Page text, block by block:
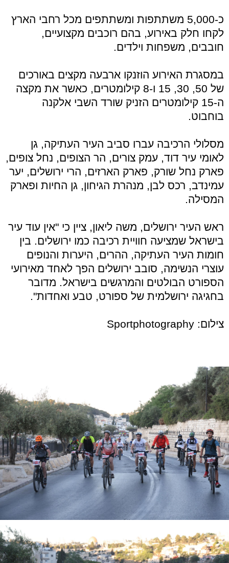
כ-5,000 משתתפות ומשתתפים מכל רחבי הארץ
לקחו חלק באירוע, בהם רוכבים מקצועיים,
חובבים, משפחות וילדים.
במסגרת האירוע הוזנקו ארבעה מקצים באורכים
של 50, 30, 15 ו-8 קילומטרים, כאשר את מקצה
ה-15 קילומטרים הזניק שורד השבי אלקנה
בוחבוט.
מסלולי הרכיבה עברו סביב העיר העתיקה, גן
לאומי עיר דוד, עמק צורים, הר הצופים, נחל צופים,
פארק נחל שורק, פארק הארזים, הרי ירושלים, יער
עמינדב, רכס לבן, מנהרת הגיחון, גן החיות ופארק
המסילה.
ראש העיר ירושלים, משה ליאון, ציין כי "אין עוד עיר
בישראל שמציעה חוויית רכיבה כמו ירושלים. בין
חומות העיר העתיקה, ההרים, היערות והנופים
עוצרי הנשימה, סובב ירושלים הפך לאחד מאירועי
הספורט הבולטים והמרגשים בישראל. מדובר
בחגיגה ירושלמית של ספורט, טבע ואחדות".
צילום: Sportphotography